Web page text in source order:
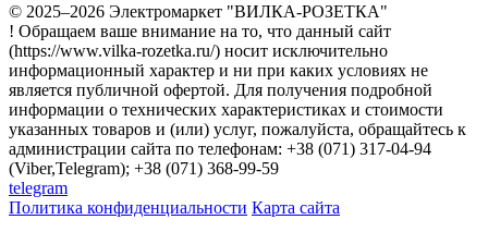
© 2025–2026 Электромаркет "ВИЛКА-РОЗЕТКА"
! Обращаем ваше внимание на то, что данный сайт
(https://www.vilka-rozetka.ru/) носит исключительно
информационный характер и ни при каких условиях не
является публичной офертой. Для получения подробной
информации о технических характеристиках и стоимости
указанных товаров и (или) услуг, пожалуйста, обращайтесь к
администрации сайта по телефонам: +38 (071) 317-04-94
(Viber,Telegram); +38 (071) 368-99-59
telegram
Политика конфиденциальности Карта сайта